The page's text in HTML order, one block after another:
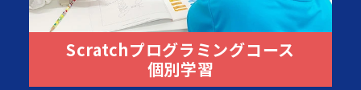
Scratchプログラミングコース
個別学習